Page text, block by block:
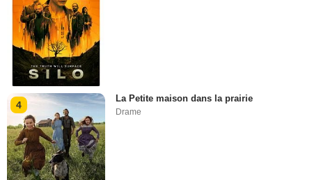
4
La Petite maison dans la prairie
Drame